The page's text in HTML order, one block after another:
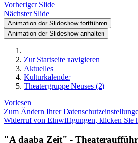
Vorheriger Slide
Nächster Slide
Animation der Slideshow fortführen
Animation der Slideshow anhalten
Zur Startseite navigieren
Aktuelles
Kulturkalender
Theatergruppe Neuses (2)
Vorlesen
Zum Ändern Ihrer
Widerruf von Einwilligungen, klicken Sie
"A daaba Zeit" -